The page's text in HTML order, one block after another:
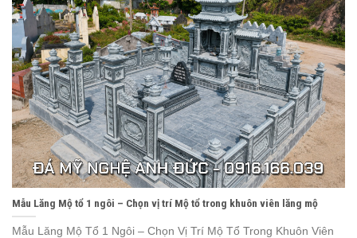
Mẫu Lăng Mộ tổ 1 ngôi – Chọn vị trí Mộ tổ trong khuôn viên lăng mộ
Mẫu Lăng Mộ Tổ 1 Ngôi – Chọn Vị Trí Mộ Tổ Trong Khuôn Viên